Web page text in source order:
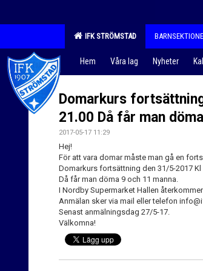
IFK STRÖMSTAD
Hem Våra lag Nyheter
Domarkurs
21.00 Då får man
2017-05-17 11:29
Hej!
För att vara domar måste man gå en
Domarkurs fortsättning den 31/5-2017 Kl
Då får man döma 9 och 11 manna.
I Nordby Supermarket Hallen
Anmälan sker via mail eller telefon
Senast anmälningsdag 27/5-17.
Välkomna!